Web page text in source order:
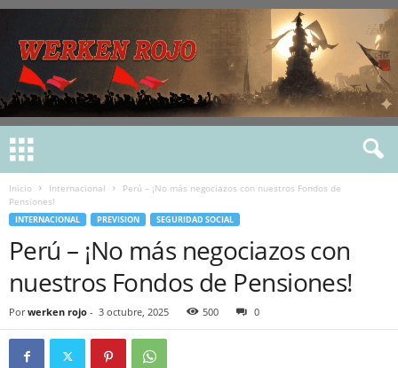
Inicio Internacional
Perú – ¡No más negociazos con nuestros Fondos de
Pensiones!
INTERNACIONAL PREVISION SEGURIDAD SOCIAL
Perú – ¡No más negociazos con
nuestros Fondos de Pensiones!
Por werken rojo - 3 octubre, 2025 500 0